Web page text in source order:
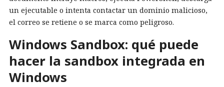
un ejecutable o intenta contactar un dominio malicioso,
el correo se retiene o se marca como peligroso.
Windows Sandbox: qué puede
hacer la sandbox integrada en
Windows